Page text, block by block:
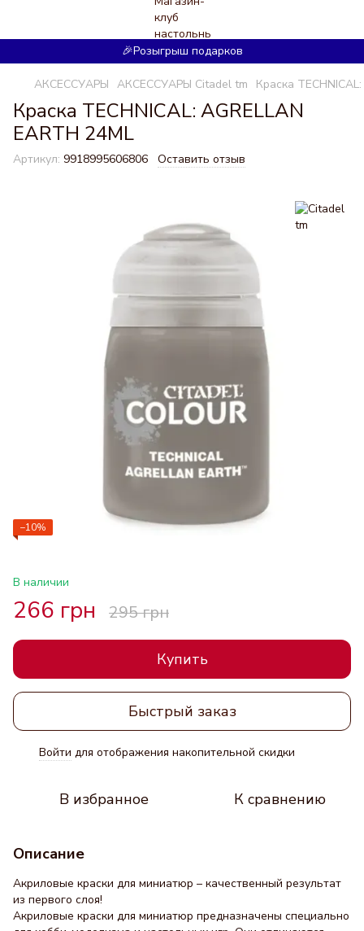
🎉Розыгрыш подарков
АКСЕССУАРЫ АКСЕССУАРЫ Citadel tm Краска
Краска TECHNICAL: AGRELLAN
EARTH 24ML
Артикул: 9918995606806 Оставить отзыв
−10%
В наличии
266 грн 295 грн
Купить
Быстрый заказ
Войти для отображения накопительной скидки
В избранное К сравнению
Описание
Акриловые краски для миниатюр – качественный результат
из первого слоя!
Акриловые краски для миниатюр предназначены специально